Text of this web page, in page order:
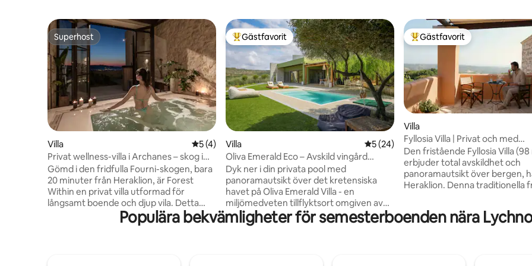
Superhost
Superhost
Villa 5 av 5 i genomsnittligt betyg, 4 omdömen
5 (4)
Privat wellness-villa i Archanes – skog i
närheten
Gömd i den fridfulla Fourni-skogen, bara
20 minuter från Heraklion, är Forest
Within en privat villa utformad för
långsamt boende och djup vila. Detta
boende på 156 m² ligger på en 8 hektar
stor egendom och erbjuder full
Populär gästfavorit
Gästfavorit
Villa 5 av 5 i genomsnittligt betyg, 24
5 (24)
Oliva Emerald Eco – Avskild vingård
utanför elnätet
Dyk ner i din privata pool med
panoramautsikt över det kretensiska
havet på Oliva Emerald Villa - en
miljömedveten tillflyktsort omgiven av
vingårdar och olivlundar. Beläget på 15
tunnland ren natur, blandar denna
Populär gästfavorit
Gästfavorit
Villa
Fyllosia Villa | Privat och med
panoramautsikt nära Knossos
Den fristående Fyllosia Villa (98
erbjuder total avskildhet och
panoramautsikt över bergen,
Heraklion. Denna traditionella
Retreat och är handbyggd med
material. Centralt beläget, bara
minuter från Knossos-palatset
Populära bekvämligheter för semesterboenden nära